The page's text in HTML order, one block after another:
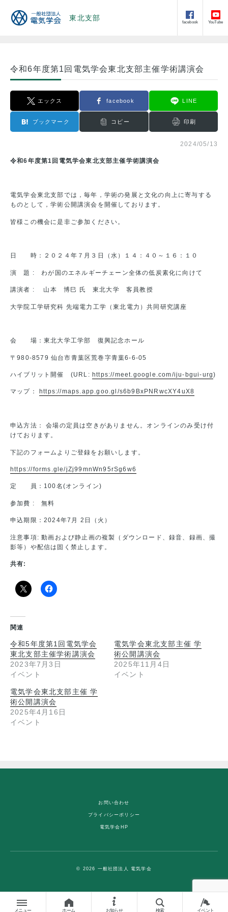
東北支部
facebook YouTube
メニュー ホーム お知らせ 検索 イベント
令和6年度第1回電気学会東北支部主催学術講演会
エックス facebook LINE
ブックマーク コピー 印刷
2024/05/13
令和6年度第1回電気学会東北支部主催学術講演会
電気学会東北支部では，毎年，学術の発展と文化の向上に寄与する
ものとして，学術公開講演会を開催しております。
皆様この機会に是非ご参加ください。
日 時：２０２４年７月３日（水）１４：４０～１６：１０
演 題 : わが国のエネルギーチェーン全体の低炭素化に向けて
講演者 : 山本 博巳 氏 東北大学 客員教授
大学院工学研究科 先端電力工学（東北電力）共同研究講座
会 場：東北大学工学部 復興記念ホール
〒980-8579 仙台市青葉区荒巻字青葉6-6-05
ハイブリット開催 (URL: https://meet.google.com/iju-bgui-urg)
マップ： https://maps.app.goo.gl/s6b9BxPNRwcXY4uX8
申込方法： 会場の定員は空きがありません。オンラインのみ受け付
けております。
下記のフォームよりご登録をお願いします。
https://forms.gle/jZj99mnWn95rSg6w6
定 員：100名(オンライン)
参加費 : 無料
申込期限：2024年7月 2日（火）
注意事項: 動画および静止画の複製（ダウンロード、録音、録画、撮
影等）や配信は固く禁止します。
共有:
関連
令和5年度第1回電気学会
東北支部主催学術講演会
2023年7月3日
イベント
電気学会東北支部主催 学
術公開講演会
2025年11月4日
イベント
電気学会東北支部主催 学
術公開講演会
2025年4月16日
イベント
お問い合わせ
プライバシーポリシー
電気学会HP
© 2026 一般社団法人 電気学会